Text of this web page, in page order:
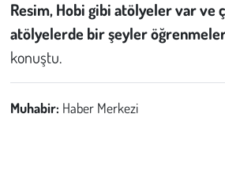
Resim, Hobi gibi atölyeler var ve
atölyelerde bir şeyler
konuştu.
Muhabir: Haber Merkezi